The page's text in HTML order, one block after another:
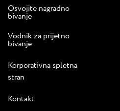
Osvojite nagradno
bivanje
Vodnik za prijetno
bivanje
Korporativna spletna
stran
Kontakt